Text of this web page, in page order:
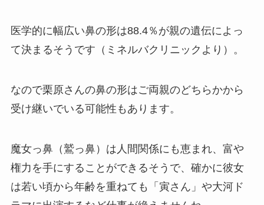
医学的に幅広い鼻の形は88.4％が親の遺伝によっ
て決まるそうです（ミネルバクリニックより）。
なので栗原さんの鼻の形はご両親のどちらかから
受け継いでいる可能性もあります。
魔女っ鼻（鷲っ鼻）は人間関係にも恵まれ、富や
権力を手にすることができるそうで、確かに彼女
は若い頃から年齢を重ねても「寅さん」や大河ド